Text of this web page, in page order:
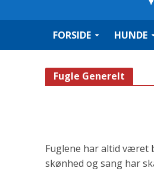
FORSIDE HUNDE
Fugle Generelt
Fuglene har altid været
skønhed og sang har